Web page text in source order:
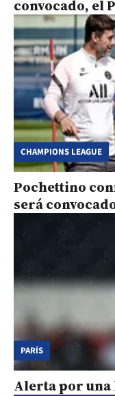
convocado, el
CHAMPIONS LEAGUE
Pochettino
será
PARÍS
Alerta por una